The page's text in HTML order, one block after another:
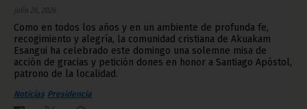
julio 26, 2026
Como en todos los años y en un ambiente de profunda fe,
recogimiento y alegría, la comunidad cristiana de Akuakam
Esangui ha celebrado este domingo una solemne misa de
acción de gracias y petición dones en honor a Santiago Apóstol,
patrono de la localidad.
Noticias Presidencia